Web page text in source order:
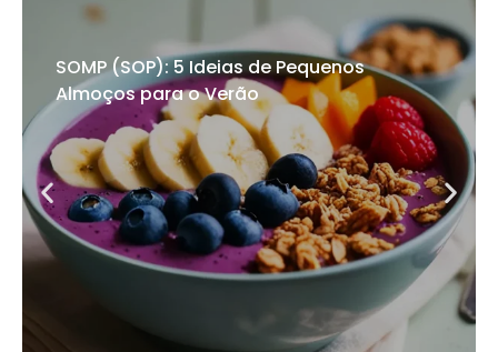
SOMP (SOP): 5 Ideias de Pequenos
Almoços para o Verão